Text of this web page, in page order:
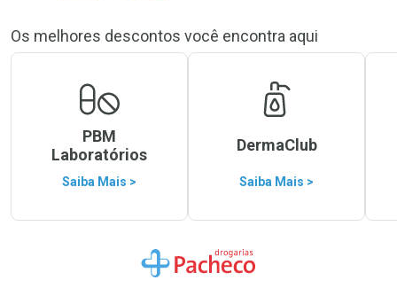
Os melhores descontos você encontra aqui
PBM
Laboratórios
Saiba Mais >
DermaClub
Saiba Mais >
Ir para a Home